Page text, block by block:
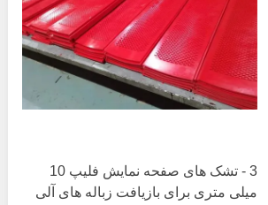
3 - تشک های صفحه نمایش فلیپ 10
میلی متری برای بازیافت زباله های آلی